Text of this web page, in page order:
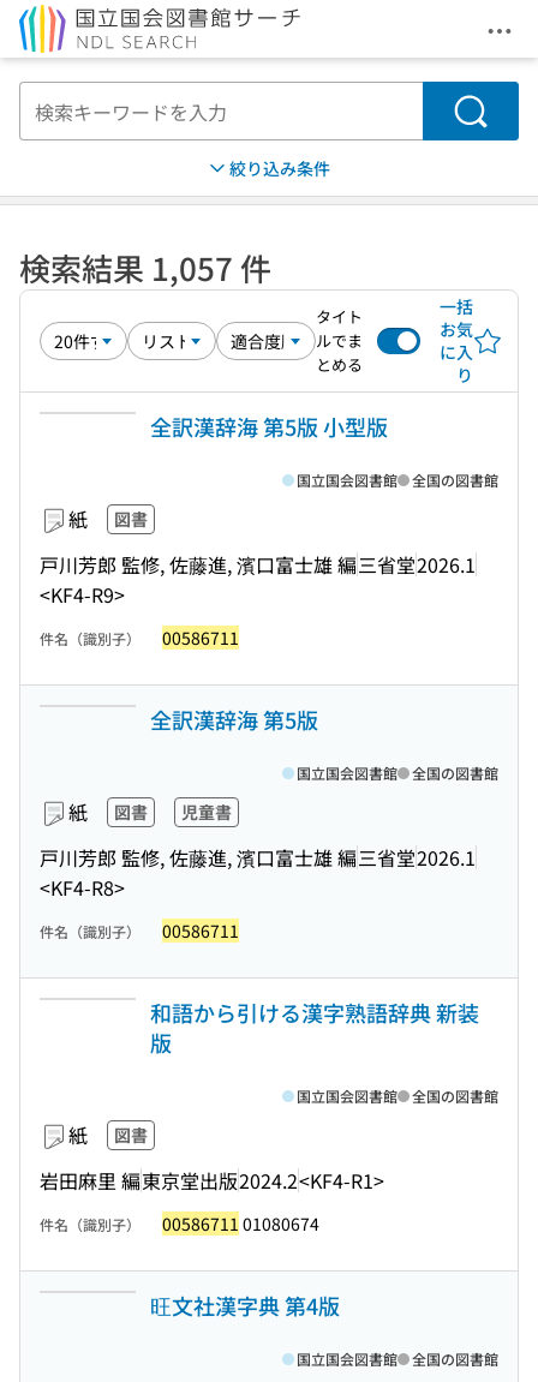
メ
検索
絞り込み条件
検索結果 1,057 件
タイト
ルでま
とめる
一括
お気
に入
り
全訳漢辞海 第5版 小型版
紙 図書
戸川芳郎 監修, 佐藤進, 濱口富士雄 編三省堂2026.1
<KF4-R9>
国立国会図書館 全国の図書館
件名（識別子） 00586711
全訳漢辞海 第5版
紙 図書 児童書
戸川芳郎 監修, 佐藤進, 濱口富士雄 編三省堂2026.1
<KF4-R8>
国立国会図書館 全国の図書館
件名（識別子） 00586711
和語から引ける漢字熟語辞典 新装
版
紙 図書
岩田麻里 編東京堂出版2024.2<KF4-R1>
国立国会図書館 全国の図書館
件名（識別子） 00586711 01080674
旺文社漢字典 第4版
国立国会図書館 全国の図書館